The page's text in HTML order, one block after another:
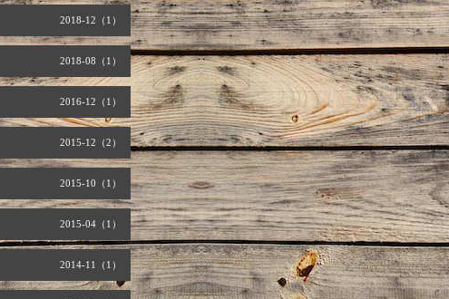
2018-12（1）
2018-08（1）
2016-12（1）
2015-12（2）
2015-10（1）
2015-04（1）
2014-11（1）